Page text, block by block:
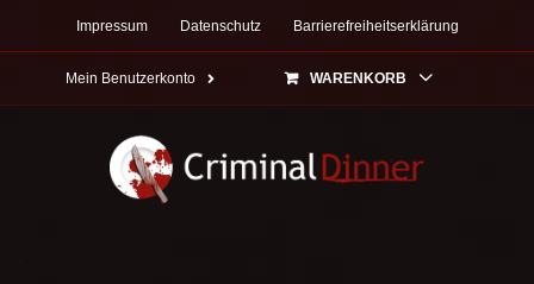
Impressum Datenschutz Barrierefreiheitserklärung
Mein Benutzerkonto WARENKORB